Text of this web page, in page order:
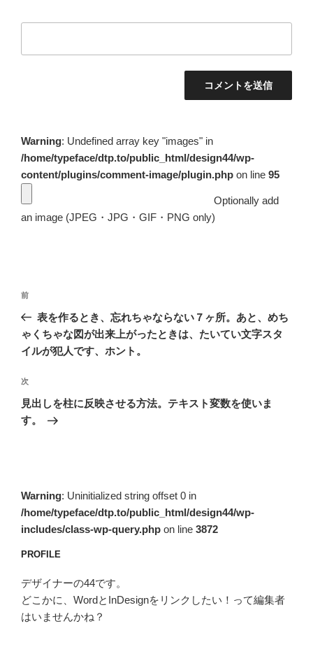
Warning: Undefined array key "images" in
/home/typeface/dtp.to/public_html/design44/wp-
content/plugins/comment-image/plugin.php on line 95
Optionally add
an image (JPEG・JPG・GIF・PNG only)
投
ナ
ビ
ー
シ
ョ
前
の
投
稿
前
表を作るとき、忘れちゃならない７ヶ所。あと、めち
ゃくちゃな図が出来上がったときは、たいてい文字スタ
イルが犯人です、ホント。
次
の
投
次
見出しを柱に反映させる方法。テキスト変数を使いま
す。
Warning: Uninitialized string offset 0 in
/home/typeface/dtp.to/public_html/design44/wp-
includes/class-wp-query.php on line 3872
PROFILE
デザイナーの44です。
どこかに、WordとInDesignをリンクしたい！って編集者
はいませんかね？